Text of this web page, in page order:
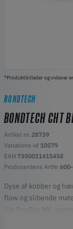
*Produktbilleder og videoer
BONDTECH
BONDTECH CHT
Artikel nr. 28739
Variations-id 10579
EAN 7350011415458
Producentens ArtNr
Dyse af kobber og
flow og slibende
din RepRap M6-